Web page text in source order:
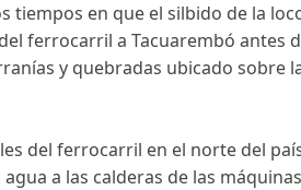
tiempos en que el silbido de la
ferrocarril a Tacuarembó antes
y quebradas ubicado sobre
del ferrocarril en el norte del
a las calderas de las